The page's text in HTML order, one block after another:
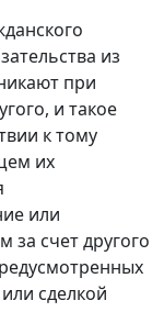
из
при
и такое
к тому
их
или
счет другого
сделкой